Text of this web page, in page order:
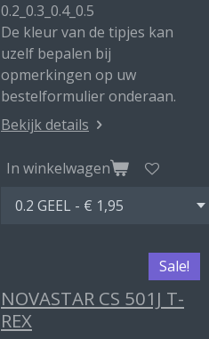
0.2_0.3_0.4_0.5
De kleur van de tipjes kan
uzelf bepalen bij
opmerkingen op uw
bestelformulier onderaan.
Bekijk details
In winkelwagen
Sale!
NOVASTAR CS 501J T-
REX